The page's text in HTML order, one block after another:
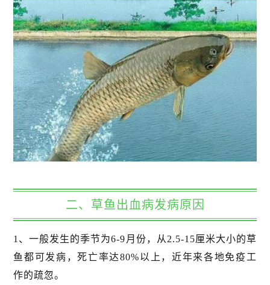
二、草鱼出血病发病原因
1、一般发生的季节为6-9月份，从2.5-15厘米大小的草
鱼都可发病，死亡率达80%以上，近年来各地免疫工
作的疏忽。